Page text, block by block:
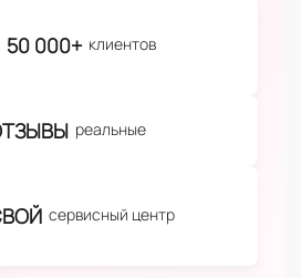
50 000+ клиентов
реальные
сервисный центр